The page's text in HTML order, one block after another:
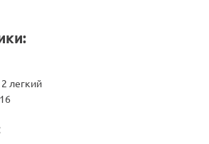
легкий